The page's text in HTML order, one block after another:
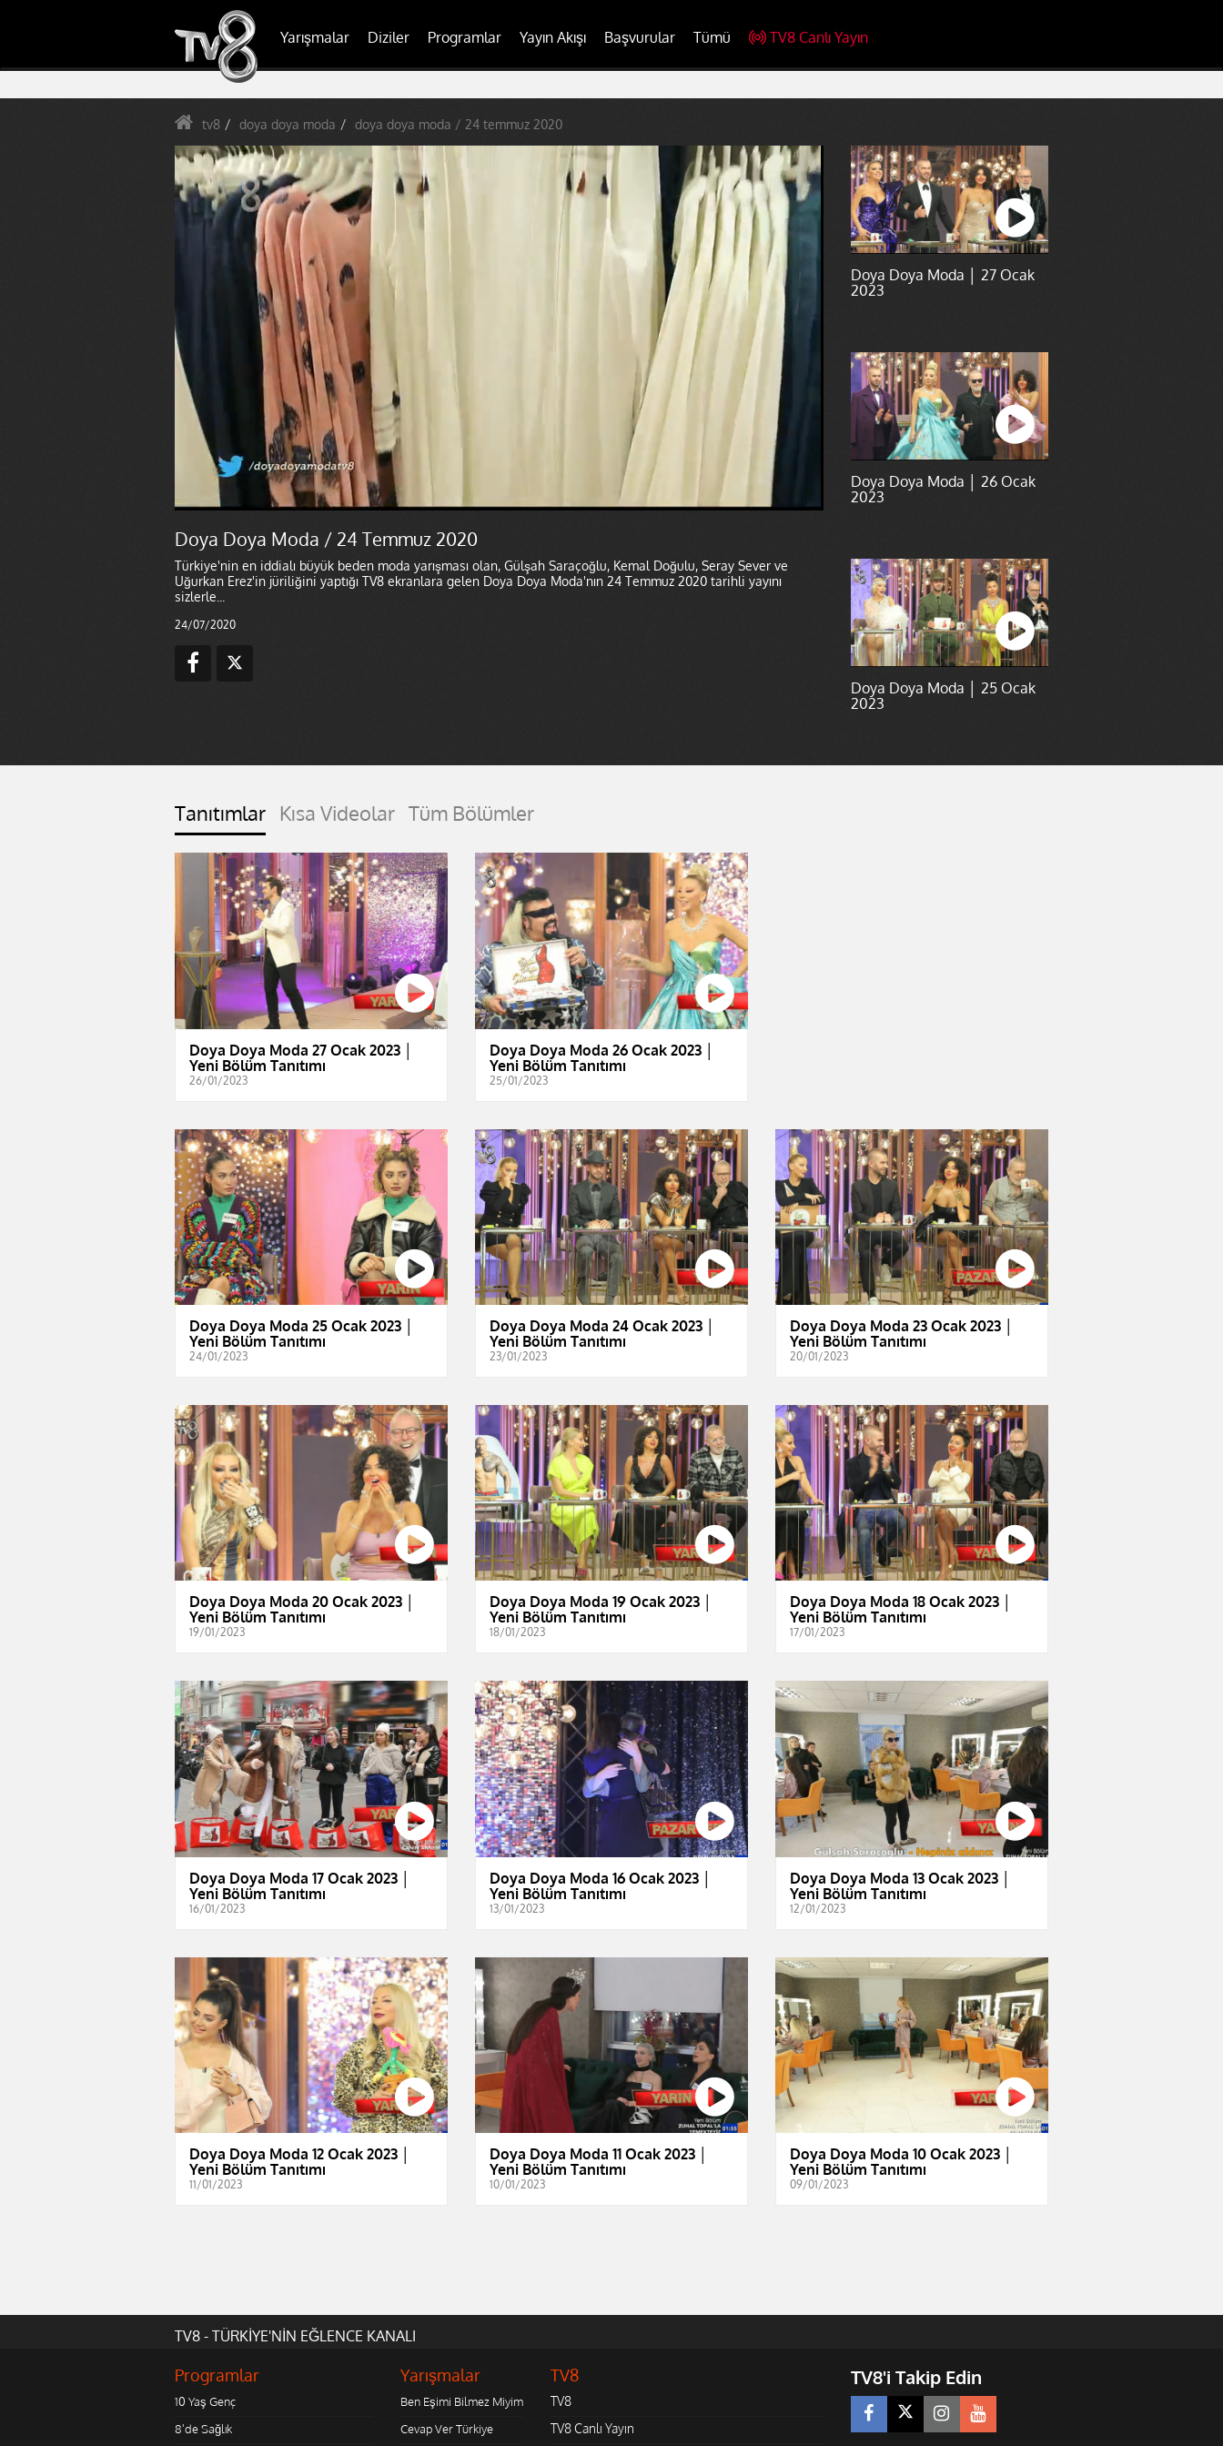
Yarışmalar Diziler Programlar Yayın Akışı Başvurular Tümü TV8 Canlı Yayın
tv8 doya doya moda doya doya moda / 24 temmuz 2020
Doya Doya Moda / 24 Temmuz 2020
Türkiye'nin en iddialı büyük beden moda yarışması olan, Gülşah Saraçoğlu, Kemal Doğulu, Seray Sever ve
Uğurkan Erez'in jüriliğini yaptığı TV8 ekranlara gelen Doya Doya Moda'nın 24 Temmuz 2020 tarihli yayını
sizlerle...
24/07/2020
Doya Doya Moda │ 27 Ocak
2023
Doya Doya Moda │ 26 Ocak
2023
Doya Doya Moda │ 25 Ocak
2023
Tanıtımlar Kısa Videolar Tüm Bölümler
Doya Doya Moda 27 Ocak 2023 │
Yeni Bölüm Tanıtımı
26/01/2023
Doya Doya Moda 26 Ocak 2023 │
Yeni Bölüm Tanıtımı
25/01/2023
Doya Doya Moda 25 Ocak 2023 │
Yeni Bölüm Tanıtımı
24/01/2023
Doya Doya Moda 24 Ocak 2023 │
Yeni Bölüm Tanıtımı
23/01/2023
Doya Doya Moda 23 Ocak 2023 │
Yeni Bölüm Tanıtımı
20/01/2023
Doya Doya Moda 20 Ocak 2023 │
Yeni Bölüm Tanıtımı
19/01/2023
Doya Doya Moda 19 Ocak 2023 │
Yeni Bölüm Tanıtımı
18/01/2023
Doya Doya Moda 18 Ocak 2023 │
Yeni Bölüm Tanıtımı
17/01/2023
Doya Doya Moda 17 Ocak 2023 │
Yeni Bölüm Tanıtımı
16/01/2023
Doya Doya Moda 16 Ocak 2023 │
Yeni Bölüm Tanıtımı
13/01/2023
Doya Doya Moda 13 Ocak 2023 │
Yeni Bölüm Tanıtımı
12/01/2023
Doya Doya Moda 12 Ocak 2023 │
Yeni Bölüm Tanıtımı
11/01/2023
Doya Doya Moda 11 Ocak 2023 │
Yeni Bölüm Tanıtımı
10/01/2023
Doya Doya Moda 10 Ocak 2023 │
Yeni Bölüm Tanıtımı
09/01/2023
TV8 - TÜRKİYE'NİN EĞLENCE KANALI
Programlar
10 Yaş Genç
8'de Sağlık
Yarışmalar
Ben Eşimi Bilmez Miyim
Cevap Ver Türkiye
TV8
TV8
TV8 Canlı Yayın
TV8'i Takip Edin